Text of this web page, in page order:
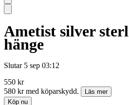
Ametist silver
hänge
Slutar 5 sep 03:12
550 kr
580 kr med köparskydd.
Läs mer
Köp nu